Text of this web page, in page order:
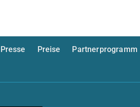
Presse Preise
Partnerprogramm